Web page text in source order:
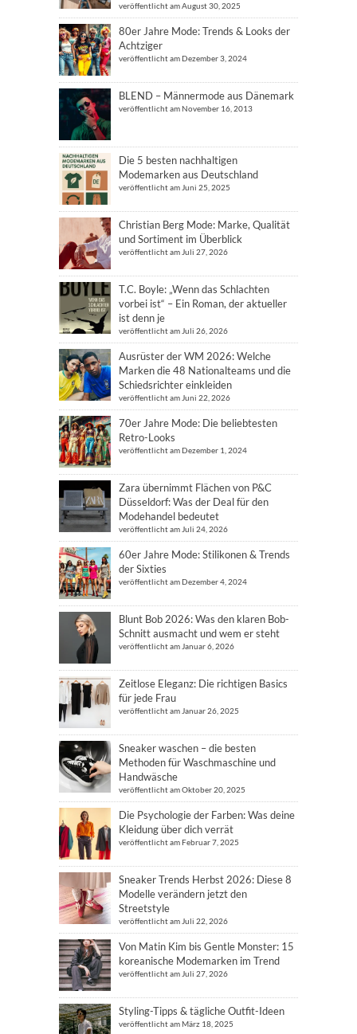
veröffentlicht am August 30, 2025
80er Jahre Mode: Trends & Looks der
Achtziger
veröffentlicht am Dezember 3, 2024
BLEND – Männermode aus Dänemark
veröffentlicht am November 16, 2013
Die 5 besten nachhaltigen
Modemarken aus Deutschland
veröffentlicht am Juni 25, 2025
Christian Berg Mode: Marke, Qualität
und Sortiment im Überblick
veröffentlicht am Juli 27, 2026
T.C. Boyle: „Wenn das Schlachten
vorbei ist“ – Ein Roman, der aktueller
ist denn je
veröffentlicht am Juli 26, 2026
Ausrüster der WM 2026: Welche
Marken die 48 Nationalteams und die
Schiedsrichter einkleiden
veröffentlicht am Juni 22, 2026
70er Jahre Mode: Die beliebtesten
Retro-Looks
veröffentlicht am Dezember 1, 2024
Zara übernimmt Flächen von P&C
Düsseldorf: Was der Deal für den
Modehandel bedeutet
veröffentlicht am Juli 24, 2026
60er Jahre Mode: Stilikonen & Trends
der Sixties
veröffentlicht am Dezember 4, 2024
Blunt Bob 2026: Was den klaren Bob-
Schnitt ausmacht und wem er steht
veröffentlicht am Januar 6, 2026
Zeitlose Eleganz: Die richtigen Basics
für jede Frau
veröffentlicht am Januar 26, 2025
Sneaker waschen – die besten
Methoden für Waschmaschine und
Handwäsche
veröffentlicht am Oktober 20, 2025
Die Psychologie der Farben: Was deine
Kleidung über dich verrät
veröffentlicht am Februar 7, 2025
Sneaker Trends Herbst 2026: Diese 8
Modelle verändern jetzt den
Streetstyle
veröffentlicht am Juli 22, 2026
Von Matin Kim bis Gentle Monster: 15
koreanische Modemarken im Trend
veröffentlicht am Juli 27, 2026
Styling-Tipps & tägliche Outfit-Ideen
veröffentlicht am März 18, 2025